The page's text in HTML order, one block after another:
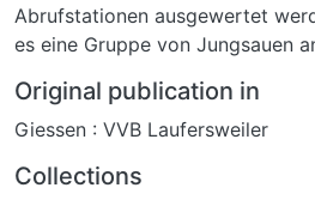
Abrufstationen ausgewertet
es eine Gruppe von Jungsauen
Abrufstationen für etwa 70 bis
diesen Praxisbetrieben wurde
validiert. Insgesamt gingen etwa
Original publication in
Giessen : VVB Laufersweiler
Collections